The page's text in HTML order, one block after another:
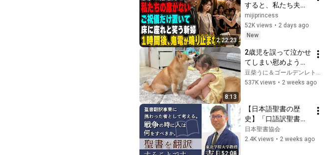
2:22:23
すると、私たち夫婦
の席だけなかった。
新婦は笑って「ご祝
儀だけ置いたら床に
w」夫は「帰ろう…」
私も黙って式場を後
にした――1時間後、
新婦から鬼のように
mijiprincess
52K views • 2 days ago
New
8:13
2歳児を誤って泣かせ
てしまい慰めようと
してくれる豆柴が優
しすぎました...
537K views • 2 weeks ago
【日本語聖書の歴
史】「口語訳聖書と
戦後日本のキリスト
教」 講師：吉田 新
日本聖書協会
2.4K views • 2 weeks ago